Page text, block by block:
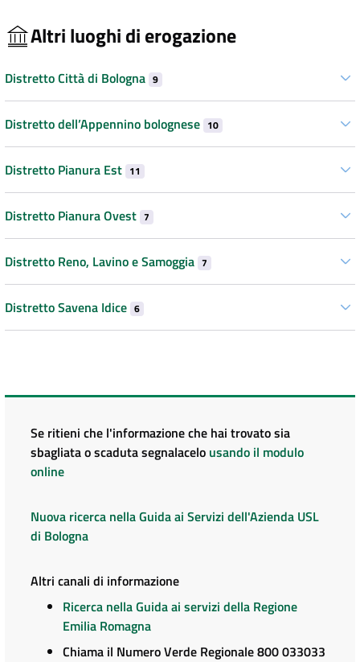
Altri luoghi di erogazione
Distretto Città di Bologna 9
Distretto dell’Appennino bolognese 10
Distretto Pianura Est 11
Distretto Pianura Ovest 7
Distretto Reno, Lavino e Samoggia 7
Distretto Savena Idice 6
Se ritieni che l'informazione che hai trovato sia
sbagliata o scaduta segnalacelo usando il modulo
online
Nuova ricerca nella Guida ai Servizi dell'Azienda USL
di Bologna
Altri canali di informazione
Ricerca nella Guida ai servizi della Regione
Emilia Romagna
Chiama il Numero Verde Regionale 800 033033